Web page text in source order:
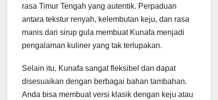
rasa Timur Tengah yang autentik. Perpaduan
antara tekstur renyah, kelembutan keju, dan rasa
manis dari sirup gula membuat Kunafa menjadi
pengalaman kuliner yang tak terlupakan.
Selain itu, Kunafa sangat fleksibel dan dapat
disesuaikan dengan berbagai bahan tambahan.
Anda bisa membuat versi klasik dengan keju atau